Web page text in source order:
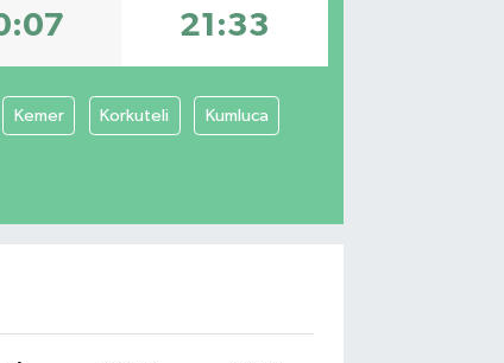
21:33
Kemer Korkuteli Kumluca